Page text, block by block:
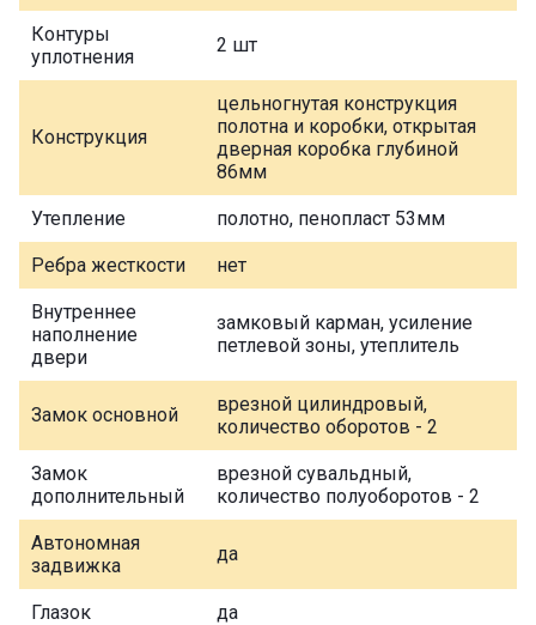
Контуры
уплотнения
2 шт
Конструкция
цельногнутая конструкция
полотна и коробки, открытая
дверная коробка глубиной
86мм
Утепление полотно, пенопласт 53мм
Ребра жесткости нет
Внутреннее
наполнение
двери
замковый карман, усиление
петлевой зоны, утеплитель
Замок основной
врезной цилиндровый,
количество оборотов - 2
Замок
дополнительный
врезной сувальдный,
количество полуоборотов - 2
Автономная
задвижка
да
Глазок да